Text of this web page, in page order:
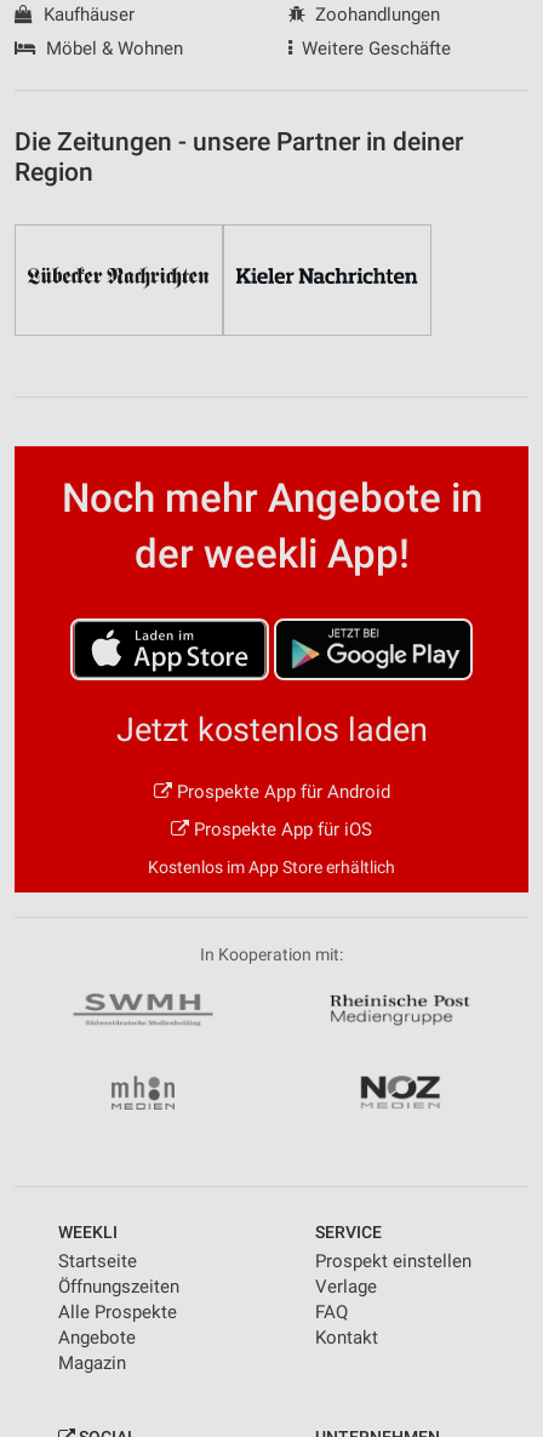
Kaufhäuser
Möbel & Wohnen
Zoohandlungen
Weitere Geschäfte
Die Zeitungen - unsere Partner in deiner
Region
Noch mehr Angebote in
der weekli App!
Jetzt kostenlos laden
Prospekte App für Android
Prospekte App für iOS
Kostenlos im App Store erhältlich
In Kooperation mit:
WEEKLI
Startseite
Öffnungszeiten
Alle Prospekte
Angebote
Magazin
SERVICE
Prospekt einstellen
Verlage
FAQ
Kontakt